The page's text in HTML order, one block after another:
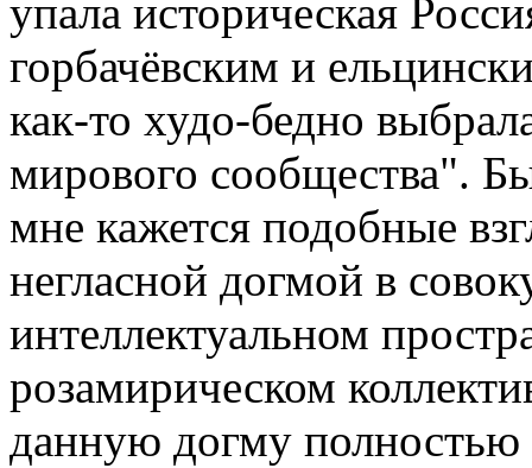
упала историческая
горбачёвским и
как-то худо-бедно
мирового сообщества".
мне кажется подобные
негласной догмой в
интеллектуальном
розамирическом
данную догму полностью